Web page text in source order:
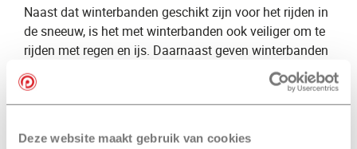
Deze website maakt gebruik van cookies
Naast dat winterbanden geschikt zijn voor het rijden in
de sneeuw, is het met winterbanden ook veiliger om te
rijden met regen en ijs. Daarnaast geven winterbanden
meer grip dan ​
​ doordat het profiel van de
band dieper ligt.
een groot aanbod aan winterbanden voor de verkoop.